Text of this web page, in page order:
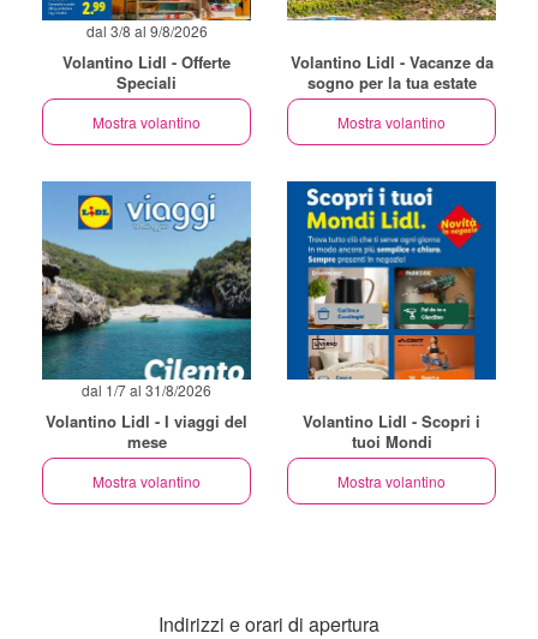
dal 3/8 al 9/8/2026
Volantino Lidl - Offerte
Speciali
Mostra volantino
Volantino Lidl - Vacanze da
sogno per la tua estate
Mostra volantino
dal 1/7 al 31/8/2026
Volantino Lidl - I viaggi del
mese
Mostra volantino
Volantino Lidl - Scopri i
tuoi Mondi
Mostra volantino
Indirizzi e orari di apertura